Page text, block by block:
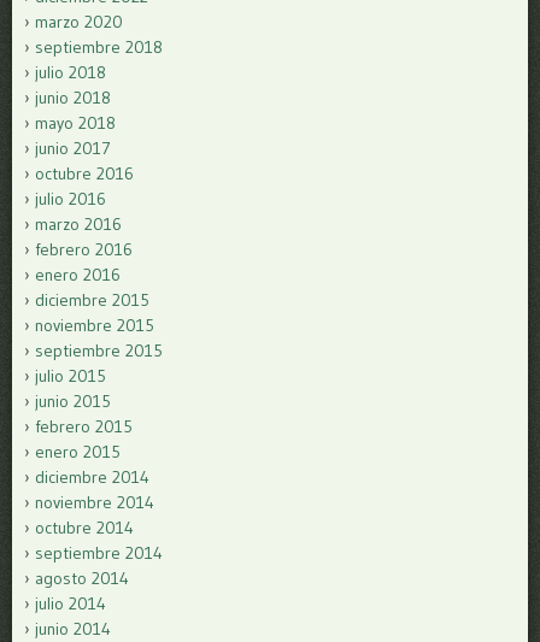
marzo 2020
septiembre 2018
julio 2018
junio 2018
mayo 2018
junio 2017
octubre 2016
julio 2016
marzo 2016
febrero 2016
enero 2016
diciembre 2015
noviembre 2015
septiembre 2015
julio 2015
junio 2015
febrero 2015
enero 2015
diciembre 2014
noviembre 2014
octubre 2014
septiembre 2014
agosto 2014
julio 2014
junio 2014